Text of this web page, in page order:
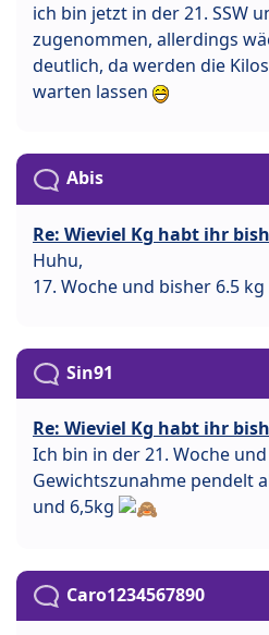
ich bin jetzt in der 21. SSW
zugenommen, allerdings
deutlich, da werden die
warten lassen
Abis
Re: Wieviel Kg habt ihr
Huhu,
17. Woche und bisher 6.5
Sin91
Re: Wieviel Kg habt ihr
Ich bin in der 21. Woche
Gewichtszunahme pendelt
und 6,5kg
Caro1234567890